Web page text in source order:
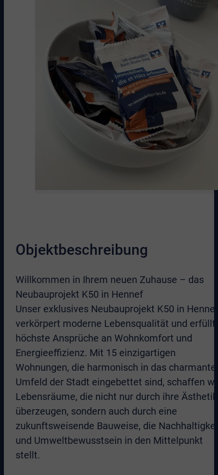
Objektbeschreibung
Willkommen in Ihrem neuen Zuhause – das
Neubauprojekt K50 in Hennef
Unser exklusives Neubauprojekt K50 in Hennef
verkörpert moderne Lebensqualität und erfüllt
höchste Ansprüche an Wohnkomfort und
Energieeffizienz. Mit 15 einzigartigen
Wohnungen, die harmonisch in das charmante
Umfeld der Stadt eingebettet sind, schaffen
Lebensräume, die nicht nur durch ihre Ästhetik
überzeugen, sondern auch durch eine
zukunftsweisende Bauweise, die
und Umweltbewusstsein in den Mittelpunkt
stellt.